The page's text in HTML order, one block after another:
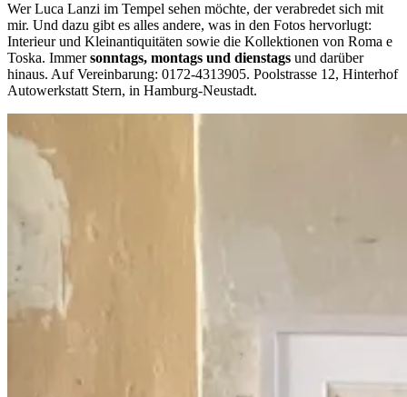
Wer Luca Lanzi im Tempel sehen möchte, der verabredet sich mit
mir. Und dazu gibt es alles andere, was in den Fotos hervorlugt:
Interieur und Kleinantiquitäten sowie die Kollektionen von Roma e
Toska. Immersonntags, montags und dienstags und darüber
hinaus. Auf Vereinbarung: 0172-4313905. Poolstrasse 12, Hinterhof
Autowerkstatt Stern, in Hamburg-Neustadt.